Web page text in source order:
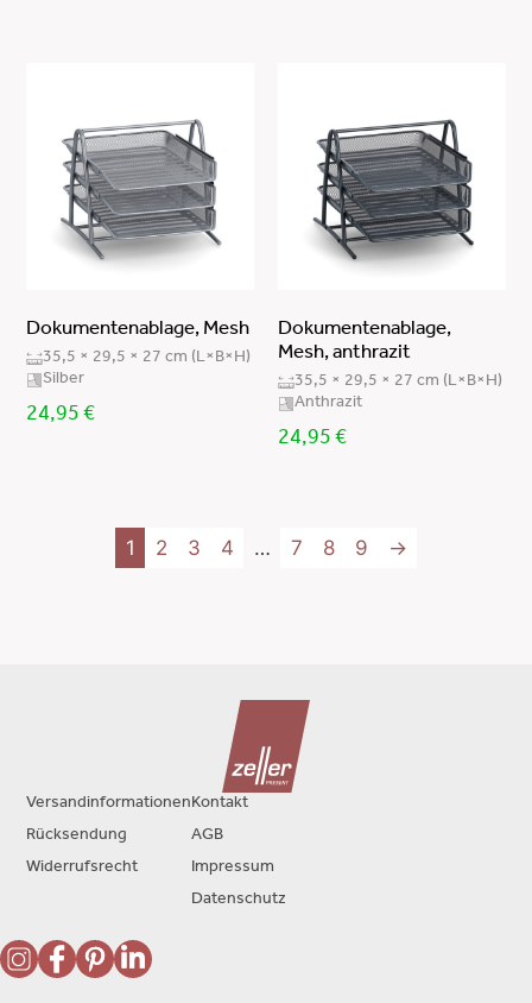
Dokumentenablage, Mesh
35,5 × 29,5 × 27 cm (L×B×H)
Silber
24,95€
Dokumentenablage,
Mesh, anthrazit
35,5 × 29,5 × 27 cm (L×B×H)
Anthrazit
24,95 €
1 2 3 4 … 7 8 9 →
Versandinformationen
Rücksendung
Widerrufsrecht
Kontakt
AGB
Impressum
Datenschutz